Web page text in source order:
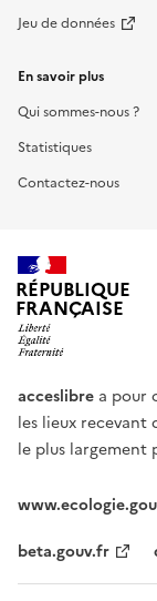
Jeu de données
En savoir plus
Qui sommes-nous ?
Statistiques
Contactez-nous
RÉPUBLIQUE
FRANÇAISE
acceslibre a pour
les lieux
le plus largement
beta.gouv.fr